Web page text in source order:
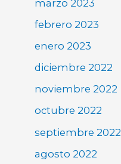
marzo 2023
febrero 2023
enero 2023
diciembre 2022
noviembre 2022
octubre 2022
septiembre 2022
agosto 2022